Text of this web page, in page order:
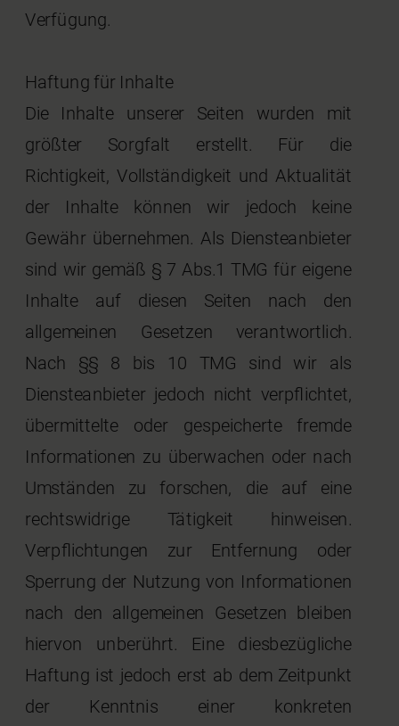
Verfügung.
Haftung für Inhalte
Die Inhalte unserer Seiten wurden mit
größter Sorgfalt erstellt. Für die
Richtigkeit, Vollständigkeit und Aktualität
der Inhalte können wir jedoch keine
Gewähr übernehmen. Als Diensteanbieter
sind wir gemäß § 7 Abs.1 TMG für eigene
Inhalte auf diesen Seiten nach den
allgemeinen Gesetzen verantwortlich.
Nach §§ 8 bis 10 TMG sind wir als
Diensteanbieter jedoch nicht verpflichtet,
übermittelte oder gespeicherte fremde
Informationen zu überwachen oder nach
Umständen zu forschen, die auf eine
rechtswidrige Tätigkeit hinweisen.
Verpflichtungen zur Entfernung oder
Sperrung der Nutzung von Informationen
nach den allgemeinen Gesetzen bleiben
hiervon unberührt. Eine diesbezügliche
Haftung ist jedoch erst ab dem Zeitpunkt
der Kenntnis einer konkreten